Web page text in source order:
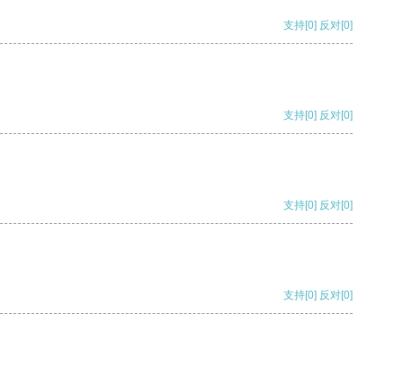
支持[0] 反对[0]
支持[0] 反对[0]
支持[0] 反对[0]
支持[0] 反对[0]